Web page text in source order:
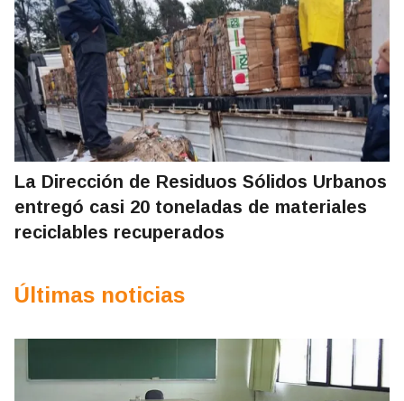
La Dirección de Residuos Sólidos Urbanos
entregó casi 20 toneladas de materiales
reciclables recuperados
Últimas noticias